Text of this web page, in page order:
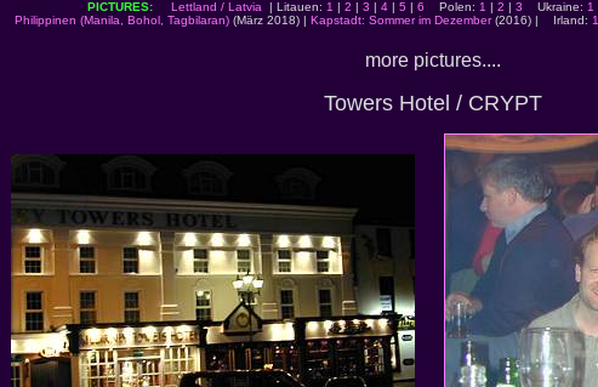
PICTURES: Lettland / Latvia | Litauen: 1 | 2 | 3 | 4| 5 | 6 Polen: 1 | 2 | 3 Ukraine: 1
Philippinen (Manila, Bohol, Tagbilaran)(März 2018) | Kapstadt: Sommer im Dezember(2016) | Irland: 1
more pictures....
Towers Hotel / CRYPT